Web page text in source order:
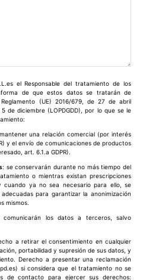
el Responsable del tratamiento de los
de que estos datos se tratarán de
(UE) 2016/679, de 27 de abril
de diciembre (LOPDGDD), por lo que se le
una relación comercial (por interés
y el envío de comunicaciones de productos
art. 6.1.a GDPR).
: se conservarán durante no más tiempo del
o mientras existan prescripciones
cuando ya no sea necesario para ello, se
para garantizar la anonimización
mismos.
los datos a terceros, salvo
a retirar el consentimiento en cualquier
portabilidad y supresión de sus datos, y
Derecho a presentar una reclamación
si considera que el tratamiento no se
de contacto para ejercer sus derechos: